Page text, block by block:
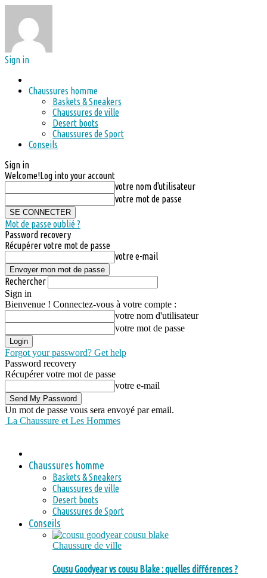
Sign in
Chaussures homme
Baskets & Sneakers
Chaussures de ville
Desert boots
Chaussures de Sport
Conseils
Sign in
Welcome!Log into your account
votre nom d'utilisateur
votre mot de passe
Mot de passe oublié ?
Password recovery
Récupérer votre mot de passe
votre e-mail
Rechercher
Sign in
Bienvenue ! Connectez-vous à votre compte :
votre nom d'utilisateur
votre mot de passe
Forgot your password? Get help
Password recovery
Récupérer votre mot de passe
votre e-mail
Un mot de passe vous sera envoyé par email.
La Chaussure et Les Hommes
Chaussures homme
Baskets & Sneakers
Chaussures de ville
Desert boots
Chaussures de Sport
Conseils
Chaussure de ville
Cousu Goodyear vs cousu Blake : quelles différences ?